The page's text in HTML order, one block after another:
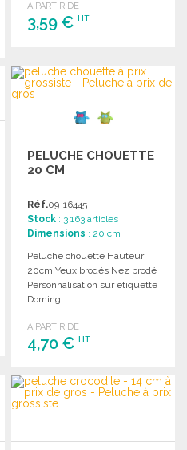
A PARTIR DE
3,59 €HT
Demander un devis
PELUCHE CHOUETTE
20 CM
Réf.09-16445
Stock : 3 163 articles
Dimensions : 20 cm
Peluche chouette Hauteur:
20cm Yeux brodés Nez brodé
Personnalisation sur etiquette
Doming:...
A PARTIR DE
4,70 €HT
COMMANDER
Demander un devis